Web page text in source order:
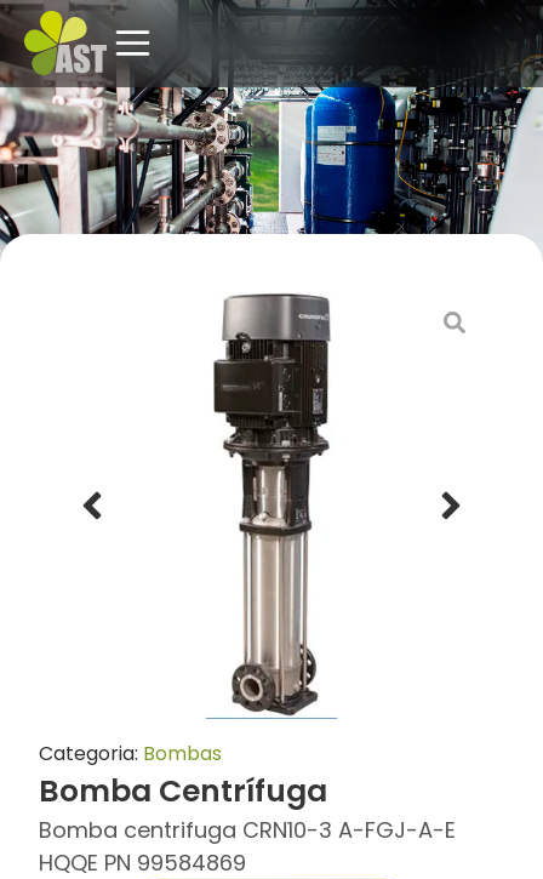
Categoria: Bombas
Bomba Centrífuga
Bomba centrifuga CRN10-3 A-FGJ-A-E
HQQE PN 99584869